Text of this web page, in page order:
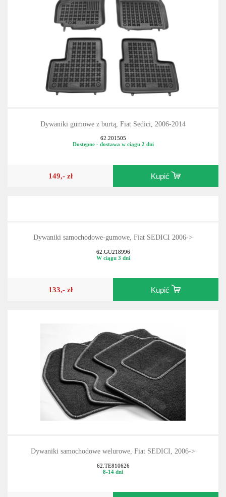
Dywaniki gumowe z burtą, Fiat Sedici, 2006-2014
62.201505
Dostępne - dostawa w ciągu 2 dni
149,- zł Kupić
Dywaniki samochodowe-gumowe, Fiat SEDICI 2006->
62.GU218996
W ciągu 3 dni
133,- zł Kupić
Dywaniki samochodowe welurowe, Fiat SEDICI, 2006->
62.TE810626
8-14 dni